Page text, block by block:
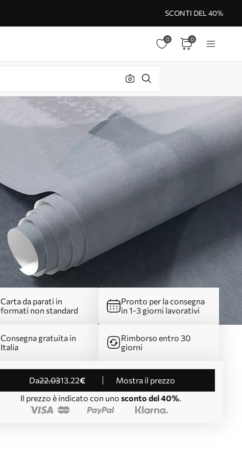
SCONTI DEL 40%
0 0
Carta da parati in
formati non standard
Pronto per la consegna
in 1-3 giorni lavorativi
Consegna gratuita in
Italia
Rimborso entro 30
giorni
da22.0313.22€
Mostra il prezzo
Il prezzo è indicato con uno sconto del 40%.